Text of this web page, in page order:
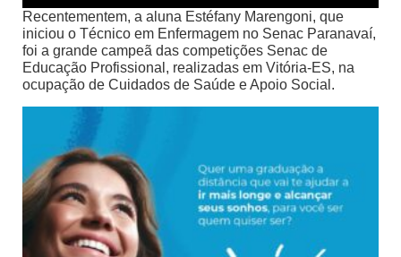
Recentementem, a aluna Estéfany Marengoni, que
iniciou o Técnico em Enfermagem no Senac Paranavaí,
foi a grande campeã das competições Senac de
Educação Profissional, realizadas em Vitória-ES, na
ocupação de Cuidados de Saúde e Apoio Social.